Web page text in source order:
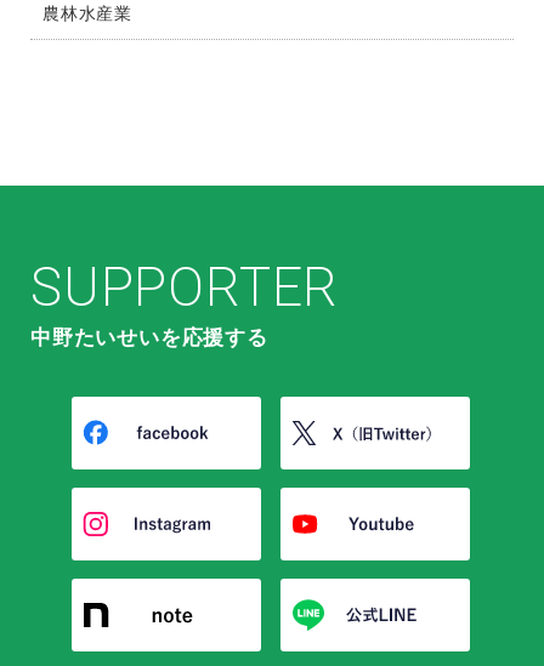
農林水産業
SUPPORTER
中野たいせいを応援する